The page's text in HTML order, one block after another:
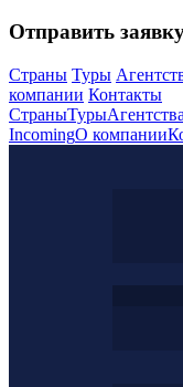
Отправить
Страны Туры
компании Контакты
СтраныТуры
IncomingО компании